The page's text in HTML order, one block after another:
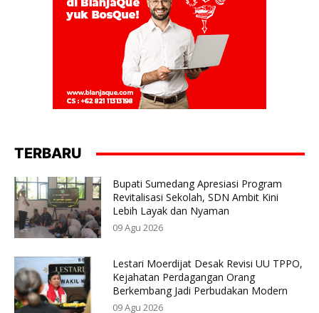
TERBARU
Bupati Sumedang Apresiasi Program
Revitalisasi Sekolah, SDN Ambit Kini
Lebih Layak dan Nyaman
09 Agu 2026
Lestari Moerdijat Desak Revisi UU TPPO,
Kejahatan Perdagangan Orang
Berkembang Jadi Perbudakan Modern
09 Agu 2026